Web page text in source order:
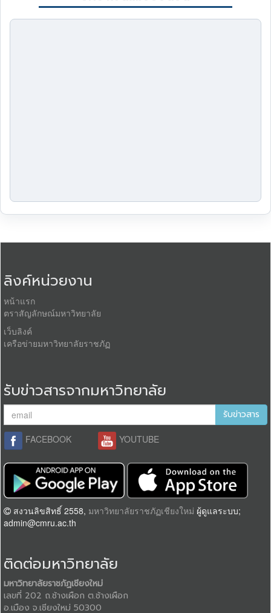
ลิงค์หน่วยงาน
หน้าแรก
ตราสัญลักษณ์มหาวิทยาลัย
เว็บลิงค์
เครือข่ายมหาวิทยาลัยราชภัฏ
รับข่าวสารจากมหาวิทยาลัย
รับข่าวสาร
FACEBOOK YOUTUBE
สงวนลิขสิทธิ์ 2558, มหาวิทยาลัยราชภัฏเชียงใหม่ ผู้ดูแลระบบ;
admin@cmru.ac.th
ติดต่อมหาวิทยาลัย
มหาวิทยาลัยราชภัฏเชียงใหม่
เลขที่ 202 ถ.ช้างเผือก ต.ช้างเผือก
อ.เมือง จ.เชียงใหม่ 50300